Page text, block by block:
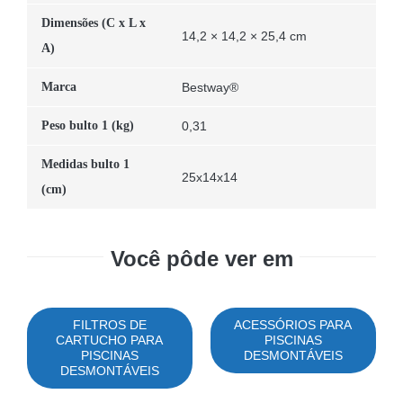
Dimensões (C x L x
A)
14,2 × 14,2 × 25,4 cm
Marca Bestway®
Peso bulto 1 (kg) 0,31
Medidas bulto 1
(cm)
25x14x14
Você pôde ver em
FILTROS DE
CARTUCHO PARA
PISCINAS
DESMONTÁVEIS
ACESSÓRIOS PARA
PISCINAS
DESMONTÁVEIS